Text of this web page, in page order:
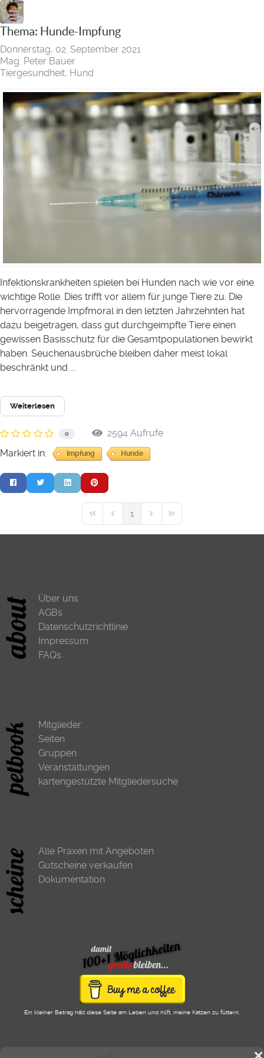
Thema: Hunde-Impfung
Donnerstag, 02. September 2021
Mag. Peter Bauer
Tiergesundheit Hund
Infektionskrankheiten spielen bei Hunden nach wie vor eine
wichtige Rolle. Dies trifft vor allem für junge Tiere zu. Die
hervorragende Impfmoral in den letzten Jahrzehnten hat
dazu beigetragen, dass gut durchgeimpfte Tiere einen
gewissen Basisschutz für die Gesamtpopulationen bewirkt
haben. Seuchenausbrüche bleiben daher meist lokal
beschränkt und ...
Weiterlesen
0
2594 Aufrufe
Markiert in:
Impfung Hunde
First PagePrevious Page
1
Next PageLast Page
Über uns
AGBs
Datenschutzrichtlinie
Impressum
FAQs
Mitglieder
Seiten
Gruppen
Veranstaltungen
kartengestützte Mitgliedersuche
Alle Praxen mit Angeboten
Gutscheine verkaufen
Dokumentation
Ein kleiner Betrag hält diese Seite am Leben und hilft, meine Katzen zu füttern.